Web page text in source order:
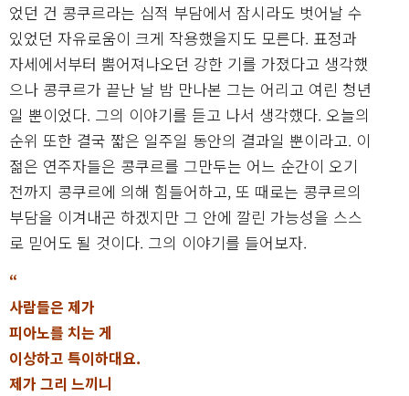
었던 건 콩쿠르라는 심적 부담에서 잠시라도 벗어날 수
있었던 자유로움이 크게 작용했을지도 모른다. 표정과
자세에서부터 뿜어져나오던 강한 기를 가졌다고 생각했
으나 콩쿠르가 끝난 날 밤 만나본 그는 어리고 여린 청년
일 뿐이었다. 그의 이야기를 듣고 나서 생각했다. 오늘의
순위 또한 결국 짧은 일주일 동안의 결과일 뿐이라고. 이
젊은 연주자들은 콩쿠르를 그만두는 어느 순간이 오기
전까지 콩쿠르에 의해 힘들어하고, 또 때로는 콩쿠르의
부담을 이겨내곤 하겠지만 그 안에 깔린 가능성을 스스
로 믿어도 될 것이다. 그의 이야기를 들어보자.
“
사람들은 제가
피아노를 치는 게
이상하고 특이하대요.
제가 그리 느끼니